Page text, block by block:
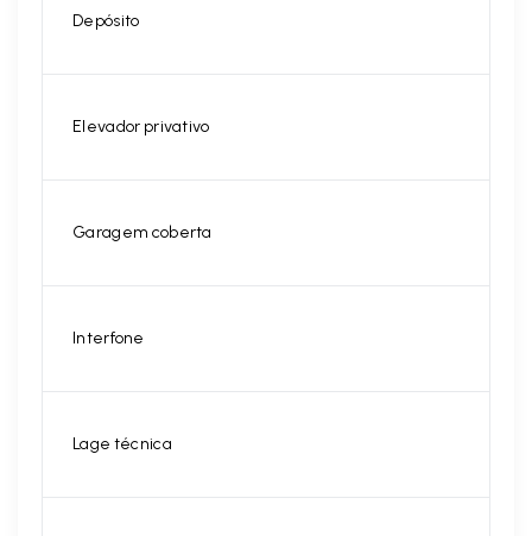
Depósito
Elevador privativo
Garagem coberta
Interfone
Lage técnica